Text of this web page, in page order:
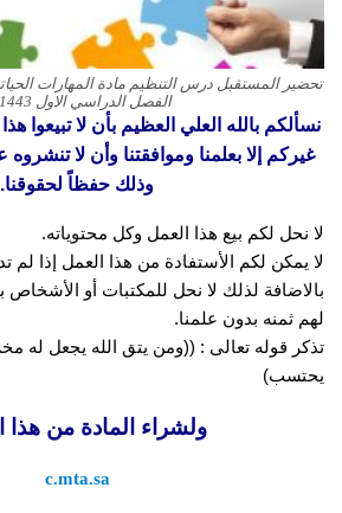
تحضير المستقبل درس التنظيم مادة المهارات
الفصل الدراسي الاول 1443 هـ
نسألكم بالله العلي العظيم بأن لا تبيعوا
غيركم إلا بعلمنا وموافقتنا وأن لا
وذلك حفظاً لحقوقنا.
لا نحل لكم بيع هذا العمل وكل محتوياته.
لا يمكن لكم الأستفادة من هذا العمل إذا لم
بالاضافة لذلك لا نحل للمكتبات أو الأشخاص
لهم ثمنه بدون علمنا.
تذكر قوله تعالى : ((ومن يتق الله يجعل له
يحتسب)
ولشراء المادة من هذا
c.mta.sa